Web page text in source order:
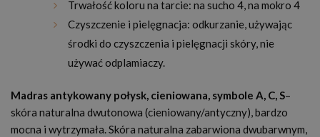
Trwałość koloru na tarcie: na sucho 4, na mokro 4
Czyszczenie i pielęgnacja: odkurzanie, używając
środki do czyszczenia i pielęgnacji skóry, nie
używać odplamiaczy.
Madras antykowany połysk, cieniowana, symbole A, C, S–
skóra naturalna dwutonowa (cieniowany/antyczny), bardzo
mocna i wytrzymała. Skóra naturalna zabarwiona dwubarwnym,